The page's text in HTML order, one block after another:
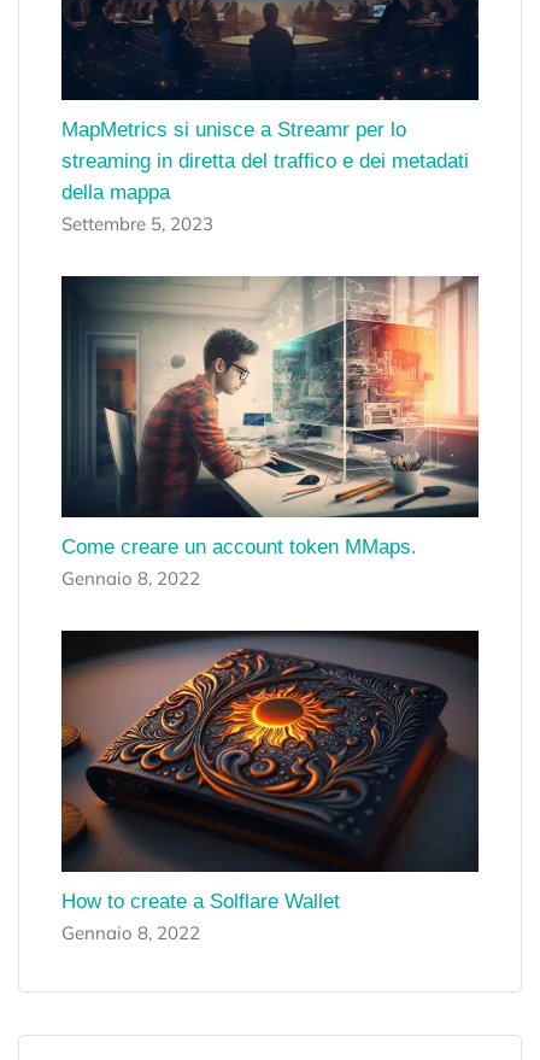
MapMetrics si unisce a Streamr per lo
streaming in diretta del traffico e dei metadati
della mappa
Settembre 5, 2023
Come creare un account token MMaps.
Gennaio 8, 2022
How to create a Solflare Wallet
Gennaio 8, 2022